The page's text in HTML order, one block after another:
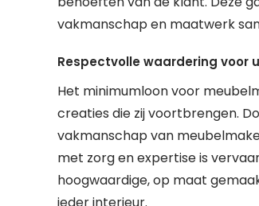
vakmanschap en maatwerk
Respectvolle waardering voor
Het minimumloon voor
creaties die zij voortbrengen.
vakmanschap van
met zorg en expertise is
hoogwaardige, op maat